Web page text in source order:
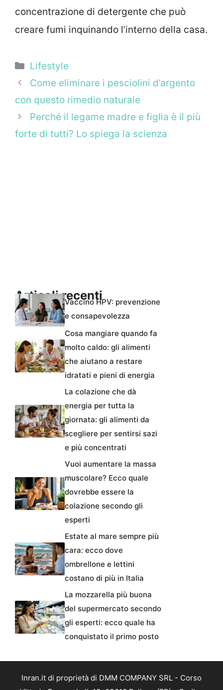
concentrazione di detergente che può
creare fumi inquinando l’interno della casa.
Categorie
Lifestyle
Come eliminare i pesciolini d’argento
con questo rimedio naturale
Perché il legame madre e figlia è il più
forte di tutti? Lo spiega la scienza
Articoli recentiVaccino HPV: prevenzione
e consapevolezza
Cosa mangiare quando fa
molto caldo: gli alimenti
che aiutano a restare
idratati e pieni di energia
La colazione che dà
energia per tutta la
giornata: gli alimenti da
scegliere per sentirsi sazi
e più concentrati
Vuoi aumentare la massa
muscolare? Ecco quale
dovrebbe essere la
colazione secondo gli
esperti
Estate al mare sempre più
cara: ecco dove
ombrellone e lettini
costano di più in Italia
La mozzarella più buona
del supermercato secondo
gli esperti: ecco quale ha
conquistato il primo posto
Inran.it di proprietà di DMM COMPANY SRL - Corso